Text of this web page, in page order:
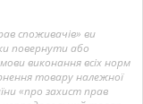
споживачів» ви
повернути або
виконання всіх норм
товару належної
«про захист прав